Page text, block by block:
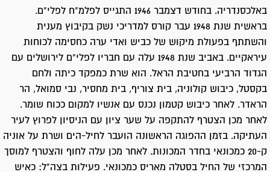
באלכסנדריה. בחודש דצמבר 1946 התגייס לפלמ"ח לפלי"ם.
בראשית שנת 1948 עבר קורס למדריכי נשק בקיבוץ מענית
והשתתף בפעולת מיקוש של כביש ואדי ערה כחסימה לכוחות
עיראקיים. באביב שנת 1948 עלה עם חבריו לפלי"ם לירושלים עם
הגדוד הרביעי בחטיבת הראל. הוא שרת כמפקד כיתה ולחם
בקסטל, כיבוש קולוניה, בית צוריף, בית מחסיר, נבי סמואל, הר
הראדר. לאחר כיבוש קטמון נכנס עם אנשיו למקום ככוח שומר.
לאחר מכן הצטרף להתקפה על שער ציון עם הניסיון לפרוץ לעיר
העתיקה. בזמן ההפוגה הראשונה הועבר לחיל-הים ושרת על אוניה
ק-20 כמכונאי בחדר המכונות. לאחר מכן עלה לחוף והצטרף למוסך
המרכזי של החיל בסטלה מאריס כמכונאי. פעילות בצה"ל: כאיש